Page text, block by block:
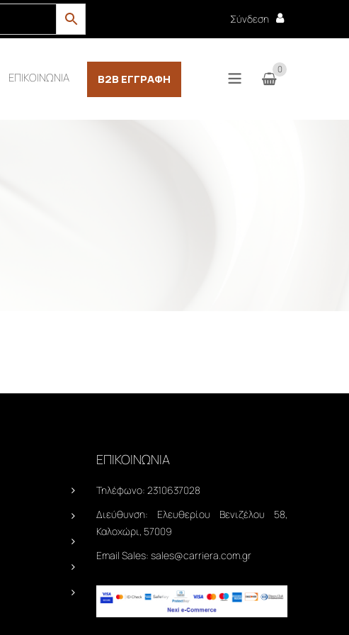
Σύνδεση
ΕΠΙΚΟΙΝΩΝΙΑ B2B ΕΓΓΡΑΦΉ
0
ΕΠΙΚΟΙΝΩΝΙΑ
Τηλέφωνο: 2310637028
Διεύθυνση: Ελευθερίου Βενιζέλου 58,
Καλοχώρι, 57009
Email Sales: sales@carriera.com.gr